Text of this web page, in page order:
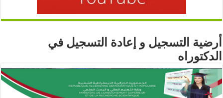
أرضية التسجيل و إعادة التسجيل في
الدكتوراه